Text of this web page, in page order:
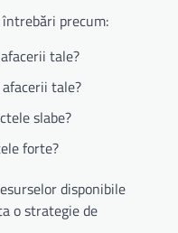
precum:
tale?
tale?
slabe?
forte?
disponibile
o strategie de